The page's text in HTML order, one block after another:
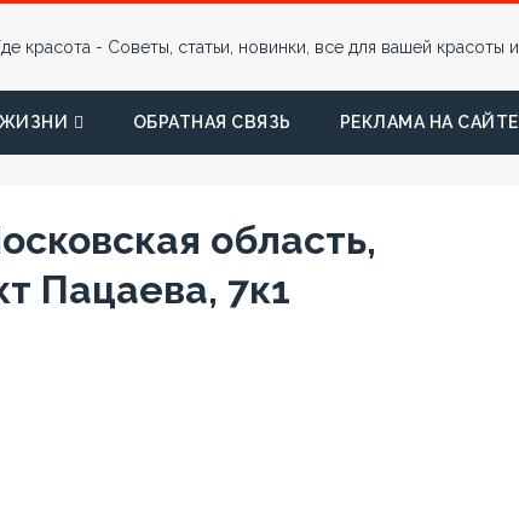
ОБРАТНАЯ СВЯЗЬ РЕКЛАМА НА САЙТЕ
область,
Пацаева, 7к1